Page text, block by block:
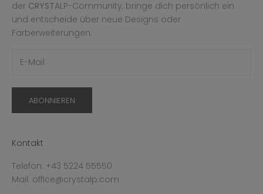
der CRYSTALP-Community, bringe dich persönlich ein
und entscheide über neue Designs oder
Farberweiterungen.
ABONNIEREN
Kontakt
Telefon: +43 5224 55550
Mail: office@crystalp.com